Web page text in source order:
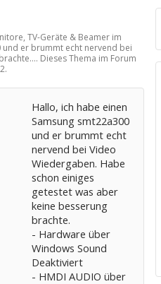
TV-Geräte & Beamerim
und er brummt echt nervend bei
Dieses Thema im Forum
.
Hallo, ich habe einen
Samsung smt22a300
und er brummt echt
nervend bei Video
Wiedergaben. Habe
schon einiges
getestet was aber
keine besserung
brachte.
- Hardware über
Windows Sound
Deaktiviert
- HMDI AUDIO über